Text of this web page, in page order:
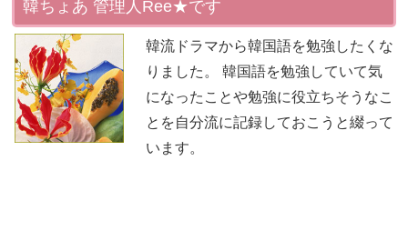
韓ちょあ 管理人Ree★です
韓流ドラマから韓国語を勉強したくな
りました。 韓国語を勉強していて気
になったことや勉強に役立ちそうなこ
とを自分流に記録しておこうと綴って
います。